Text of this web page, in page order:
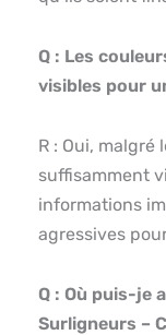
Q : Les
visibles pour
R : Oui,
suffisamment
informations
agressives
Q : Où puis-je
Surligneurs –